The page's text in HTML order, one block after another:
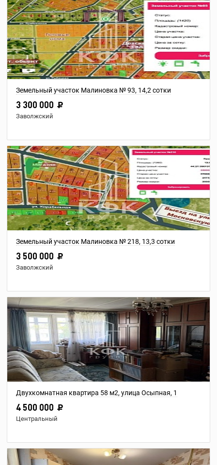
Земельный участок Малиновка № 93, 14,2 сотки
3 300 000
Заволжский
Земельный участок Малиновка № 218, 13,3 сотки
3 500 000
Заволжский
Двухкомнатная квартира 58 м2, улица Осыпная, 1
4 500 000
Центральный